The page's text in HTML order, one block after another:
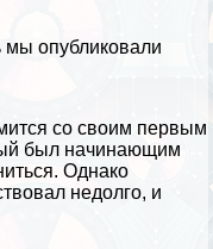
мы опубликовали
со своим первым
был начинающим
Однако
недолго, и